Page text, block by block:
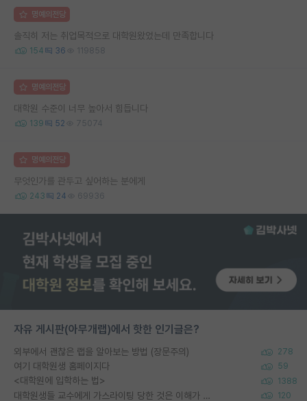
명예의전당
솔직히 저는 취업목적으로 대학원왔었는데 만족합니다
154 36 119858
명예의전당
대학원 수준이 너무 높아서 힘듭니다
139 52 75074
명예의전당
무엇인가를 관두고 싶어하는 분에게
243 24 69936
자유 게시판(아무개랩)에서 핫한 인기글은?
외부에서 괜찮은 랩을 알아보는 방법 (장문주의) 278
여기 대학원생 홈페이지다 59
<대학원에 입학하는 법> 1388
대학원생들 교수에게 가스라이팅 당한 것은 이해가 갑니다. 안타깝네요. 120